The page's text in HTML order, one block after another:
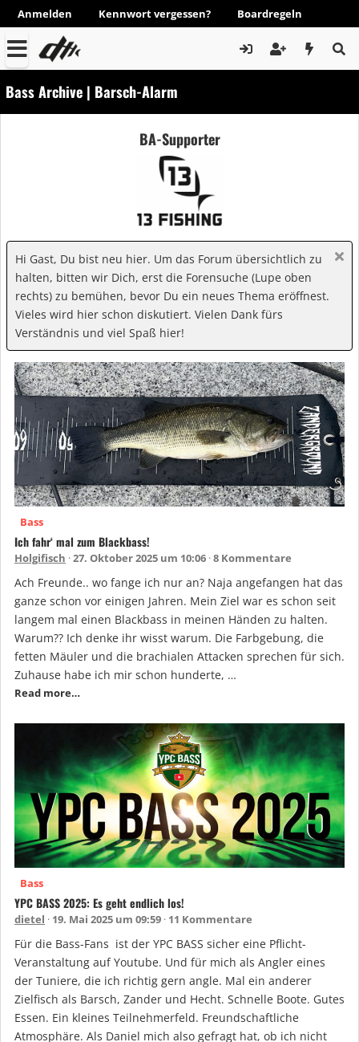
Anmelden Kennwort vergessen? Boardregeln
Bass Archive | Barsch-Alarm
BA-Supporter
Hi Gast, Du bist neu hier. Um das Forum übersichtlich zu
halten, bitten wir Dich, erst die Forensuche (Lupe oben
rechts) zu bemühen, bevor Du ein neues Thema eröffnest.
Vieles wird hier schon diskutiert. Vielen Dank fürs
Verständnis und viel Spaß hier!
Bass
Ich fahr‘ mal zum Blackbass!
Holgifisch 27. Oktober 2025 um 10:06 8 Kommentare
Ach Freunde.. wo fange ich nur an? Naja angefangen hat das
ganze schon vor einigen Jahren. Mein Ziel war es schon seit
langem mal einen Blackbass in meinen Händen zu halten.
Warum?? Ich denke ihr wisst warum. Die Farbgebung, die
fetten Mäuler und die brachialen Attacken sprechen für sich.
Zuhause habe ich mir schon hunderte, …
Read more…
Bass
YPC BASS 2025: Es geht endlich los!
dietel 19. Mai 2025 um 09:59 11 Kommentare
Für die Bass-Fans ist der YPC BASS sicher eine Pflicht-
Veranstaltung auf Youtube. Und für mich als Angler eines
der Tuniere, die ich richtig gern angle. Mal ein anderer
Zielfisch als Barsch, Zander und Hecht. Schnelle Boote. Gutes
Essen. Ein kleines Teilnehmerfeld. Freundschaftliche
Atmosphäre. Als Daniel mich also gefragt hat, ob ich nicht